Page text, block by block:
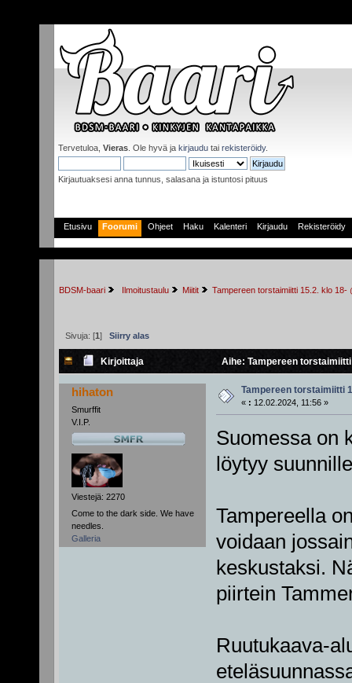
Tervetuloa, Vieras . Ole hyvä ja kirjaudu tai rekisteröidy.
Kirjautuaksesi anna tunnus, salasana ja istuntosi pituus
Etusivu Foorumi Ohjeet Haku Kalenteri Kirjaudu Rekisteröidy
BDSM-baari Ilmoitustaulu Miitit Tampereen torstaimiitti 15.2. klo 18-
Sivuja: [1] Siirry alas
Kirjoittaja Aihe: Tampereen
hihaton
Smurffit
V.I.P.
Viestejä: 2270
Come to the dark side. We have
needles.
Galleria
Tampereen torstaimiitti
« : 12.02.2024, 11:56 »
Suomessa on
löytyy
Tampereella
voidaan
keskustaksi.
piirtein
Ruutukaava-